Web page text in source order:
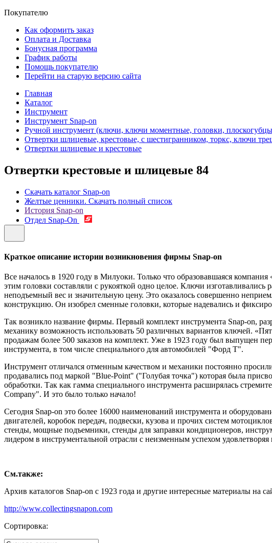
Покупателю
Как оформить заказ
Оплата и Доставка
Бонусная программа
График работы
Помощь покупателю
Перейти на старую версию сайта
Главная
Каталог
Инструмент
Инструмент Snap-on
Ручной инструмент (ключи, ключи моментные, головки,
Отвертки шлицевые, крестовые, с шестигранником, торкс, ключи
Отвертки шлицевые и крестовые
Отвертки крестовые и шлицевые 84
Скачать каталог Snap-on
Желтые ценники. Скачать полный список
История Snap-on
Отдел Snap-On
Краткое описание истории возникновения фирмы Snap-on
Все началось в 1920 году в Милуоки. Только что образовавшаяся
этим головки составляли с рукояткой одно целое. Ключи
неподъемный вес и значительную цену. Это оказалось совершенно
конструкцию. Он изобрел сменные головки, которые надевались и
Так возникло название фирмы. Первый комплект инструмента Snap-on,
механику возможность использовать 50 различных вариантов ключей.
продажам более 500 заказов на комплект. Уже в 1923 году был выпущен
инструмента, в том числе специального для автомобилей "Форд Т".
Инструмент отличался отменным качеством и механики постоянно
продавались под маркой "Blue-Point" ("Голубая точка") которая была
обработки. Так как гамма специального инструмента расширялась
Company". И это было только начало!
Сегодня Snap-on это более 16000 наименований инструмента и
двигателей, коробок передач, подвески, кузова и прочих систем
стенды, мощные подъемники, стенды для заправки кондиционеров,
лидером в инструментальной отрасли с неизменным успехом
См.также:
Архив каталогов Snap-on с 1923 года и другие интересные материалы на
http://www.collectingsnapon.com
Сортировка: